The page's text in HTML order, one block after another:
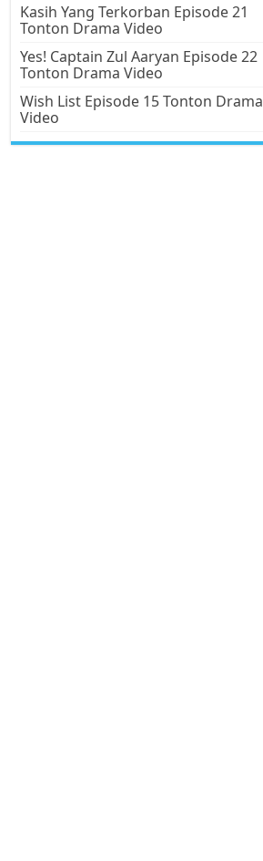
Kasih Yang Terkorban Episode 21
Tonton Drama Video
Yes! Captain Zul Aaryan Episode 22
Tonton Drama Video
Wish List Episode 15 Tonton Drama
Video